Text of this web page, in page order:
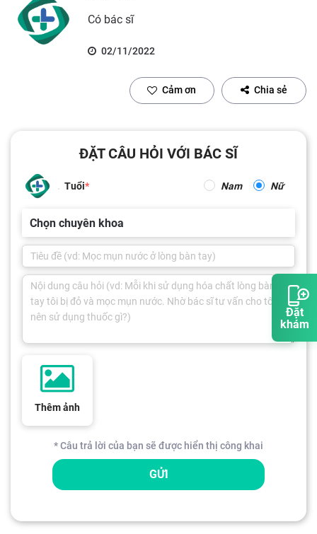
Đặt
khám
Có bác sĩ
02/11/2022
Cảm ơn Chia sẻ
ĐẶT CÂU HỎI VỚI BÁC SĨ
Tuổi Nam Nữ
Chọn chuyên khoa
Thêm ảnh
* Câu trả lời của bạn sẽ được hiển thị công khai
GỬI